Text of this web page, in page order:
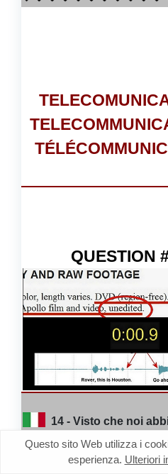
QUESTION
14 - Visto che noi
esaminato i video originali
Spacecraft Films, e visto
Questo sito Web utilizza i
esperienza. Ulteriori